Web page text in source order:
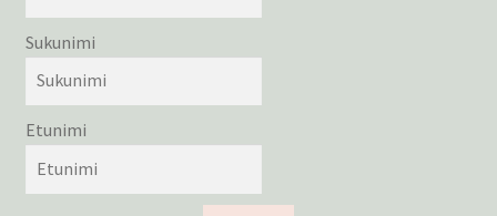
Sukunimi
Etunimi